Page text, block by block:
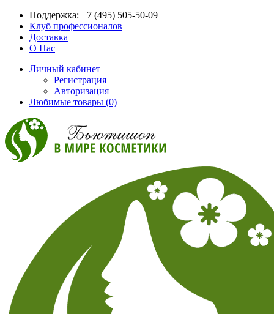
Поддержка: +7 (495) 505-50-09
Клуб профессионалов
Доставка
О Нас
Личный кабинет
Регистрация
Авторизация
Любимые товары (0)